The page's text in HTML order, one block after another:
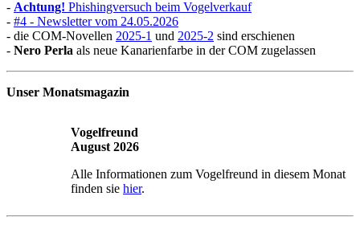
- Achtung! Phishingversuch beim Vogelverkauf
- #4 - Newsletter vom 24.05.2026
- die COM-Novellen 2025-1 und 2025-2 sind erschienen
- Nero Perla als neue Kanarienfarbe in der COM zugelassen
Unser Monatsmagazin
Vogelfreund
August 2026
Alle Informationen zum Vogelfreund in diesem Monat
finden sie hier.